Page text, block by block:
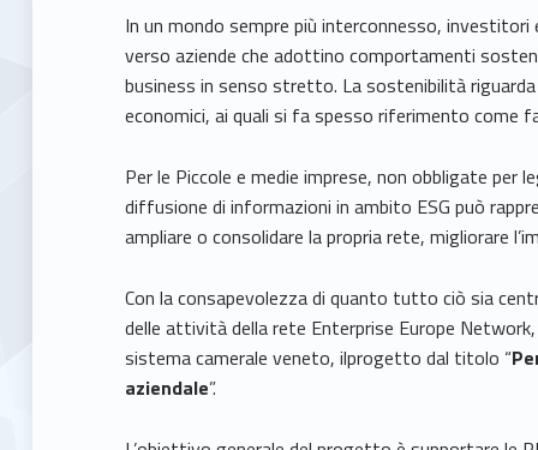
A
s
s
e
s
s
m
In un mondo sempre più interconnesso,
verso aziende che adottino comportamenti
business in senso stretto. La sostenibilità
economici, ai quali si fa spesso riferimento come
Per le Piccole e medie imprese, non obbligate per
diffusione di informazioni in ambito ESG può
ampliare o consolidare la propria rete, migliorare
Con la consapevolezza di quanto tutto ciò sia
delle attività della rete Enterprise Europe
sistema camerale veneto, ilprogetto dal titolo “
aziendale”.